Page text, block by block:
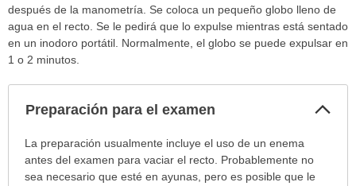
después de la manometría. Se coloca un pequeño globo lleno de
agua en el recto. Se le pedirá que lo expulse mientras está sentado
en un inodoro portátil. Normalmente, el globo se puede expulsar en
1 o 2 minutos.
Preparación para el examen
Preparación
para
La preparación usualmente incluye el uso de un enema
antes del examen para vaciar el recto. Probablemente no
sea necesario que esté en ayunas, pero es posible que le